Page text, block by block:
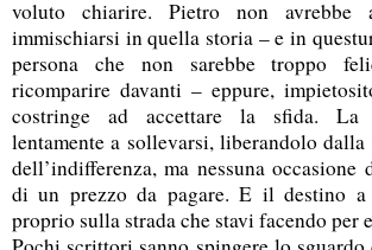
voluto chiarire. Pietro non
immischiarsi in quella storia – e in
persona che non sarebbe troppo
ricomparire davanti – eppure,
costringe ad accettare la sfida. La
lentamente a sollevarsi, liberandolo
dell’indifferenza, ma nessuna
di un prezzo da pagare. E il destino
proprio sulla strada che stavi facendo per